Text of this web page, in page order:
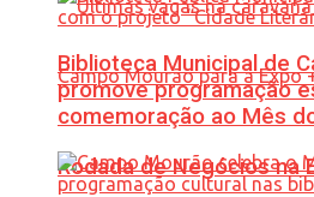
Rodada de Negócios na
Biblioteca Municipal de
promove programação
comemoração ao Mês